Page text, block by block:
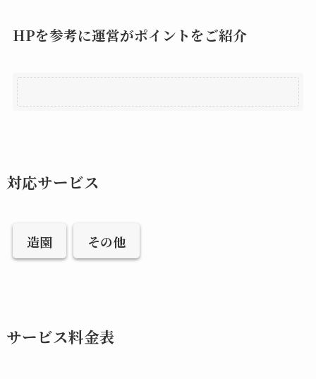
HPを参考に運営がポイントをご紹介
対応サービス
造園 その他
サービス料金表